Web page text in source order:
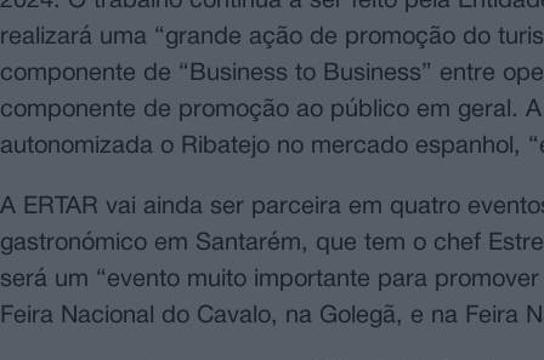
realizará uma “grande ação de promoção do
componente de “Business to Business” entre
componente de promoção ao público em geral.
autonomizada o Ribatejo no mercado espanhol,
A ERTAR vai ainda ser parceira em quatro
gastronómico em Santarém, que tem o chef
será um “evento muito importante para
Feira Nacional do Cavalo, na Golegã, e na Feira